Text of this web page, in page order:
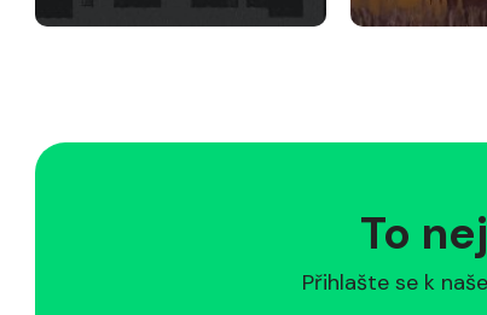
To
Přihlašte se k